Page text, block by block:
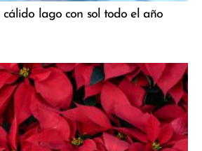
cálido lago con sol todo el año